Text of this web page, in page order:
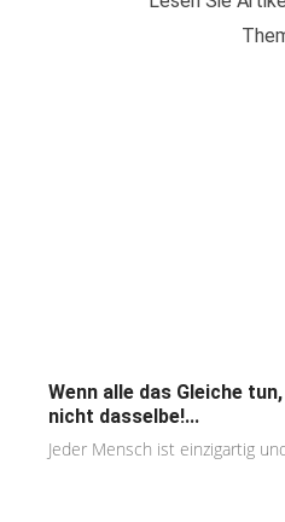
Wenn alle das Gleiche
nicht dasselbe!...
Jeder Mensch ist einzigartig